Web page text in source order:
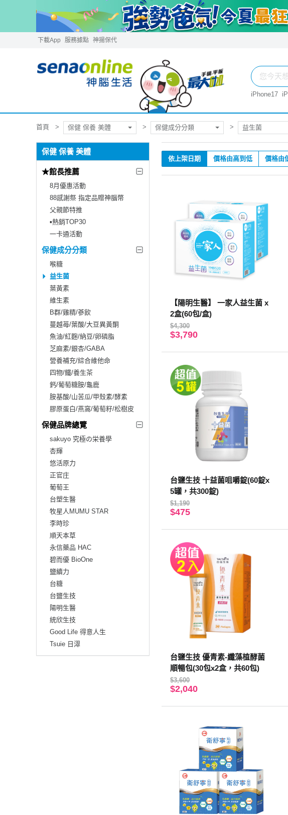
下載App 服務據點 神揚保代
iPhone17
首頁 保健 保養 美體 保健成分分類 益生菌
保健 保養 美體
★館長推薦
8月優惠活動
88感謝祭 指定品贈神腦幣
父親節特推
▪︎熱銷TOP30
一卡通活動
保健成分分類
喉糖
益生菌
葉黃素
維生素
B群/雞精/蔘飲
蔓越苺/葉酸/大豆異黃酮
魚油/紅麴/納豆/卵磷脂
芝麻素/銀杏/GABA
營養補充/綜合維他命
四物/鐵/養生茶
鈣/葡萄糖胺/龜鹿
胺基酸/山苦瓜/甲殼素/酵素
膠原蛋白/燕窩/葡萄籽/松樹皮
保健品牌總覽
sakuyo 究極の栄養學
杏輝
悠活原力
正官庄
葡萄王
台塑生醫
牧星人MUMU STAR
李時珍
順天本草
永信藥品 HAC
碧而優 BioOne
鹽續力
台糖
台鹽生技
陽明生醫
統欣生技
Good Life 得意人生
Tsuie 日濢
依上架日期 價格由高到低 價格由
【陽明生醫】 一家人益生菌 x
2盒(60包/盒)
$4,300
$3,790
台鹽生技 十益菌咀嚼錠(60錠x
5罐，共300錠)
$1,190
$475
台鹽生技 優青素-纖藻植酵菌
順暢包(30包x2盒，共60包)
$3,600
$2,040